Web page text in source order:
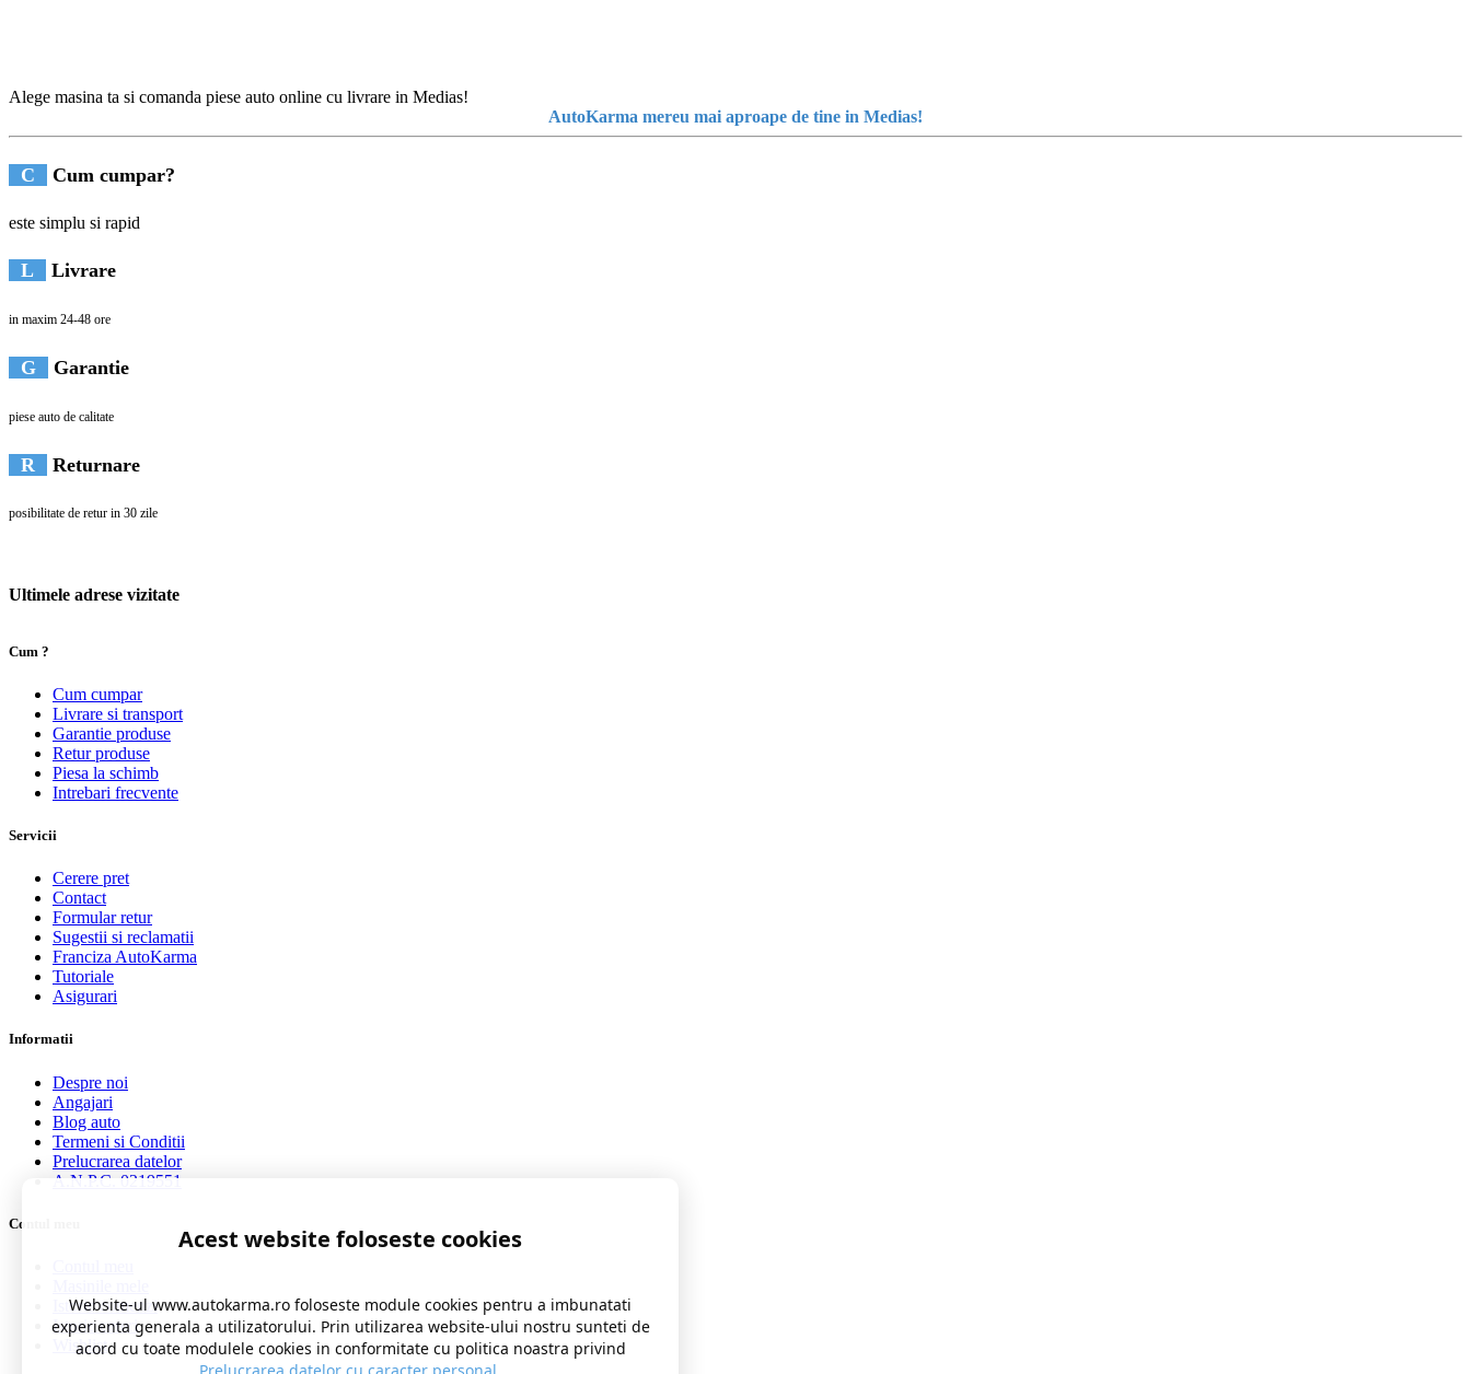
Alege masina ta si comanda piese auto online cu livrare in Medias!
AutoKarma mereu mai aproape de tine in Medias!
C Cum cumpar?
este simplu si rapid
L Livrare
in maxim 24-48 ore
G Garantie
piese auto de calitate
R Returnare
posibilitate de retur in 30 zile
Ultimele adrese vizitate
Cum ?
Cum cumpar
Livrare si transport
Garantie produse
Retur produse
Piesa la schimb
Intrebari frecvente
Servicii
Cerere pret
Contact
Formular retur
Sugestii si reclamatii
Franciza AutoKarma
Tutoriale
Asigurari
Informatii
Despre noi
Angajari
Blog auto
Termeni si Conditii
Prelucrarea datelor
A.N.P.C. 0219551
Contul meu
Istoric comenzi
Istoric cereri
Wishlist
Acest website foloseste cookies
Website-ul www.autokarma.ro foloseste module cookies pentru a imbunatati
experienta generala a utilizatorului. Prin utilizarea website-ului nostru sunteti de
acord cu toate modulele cookies in conformitate cu politica noastra privind